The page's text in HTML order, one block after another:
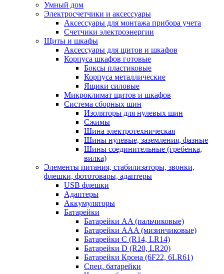
Умный дом
Электросчетчики и аксессуары
Аксессуары для монтажа прибора учета
Счетчики электроэнергии
Щиты и шкафы
Аксессуары для щитов и шкафов
Корпуса шкафов готовые
Боксы пластиковые
Корпуса металлические
Ящики силовые
Микроклимат щитов и шкафов
Система сборных шин
Изоляторы для нулевых шин
Сжимы
Шина электротехническая
Шины нулевые, заземления, фазные
Шины соединительные (гребенка,
вилка)
Элементы питания, стабилизаторы, звонки,
флешки, фототовары, адаптеры
USB флешки
Адаптеры
Аккумуляторы
Батарейки
Батарейки AA (пальчиковые)
Батарейки AAA (мизинчиковые)
Батарейки C (R14, LR14)
Батарейки D (R20, LR20)
Батарейки Крона (6F22, 6LR61)
Спец. батарейки